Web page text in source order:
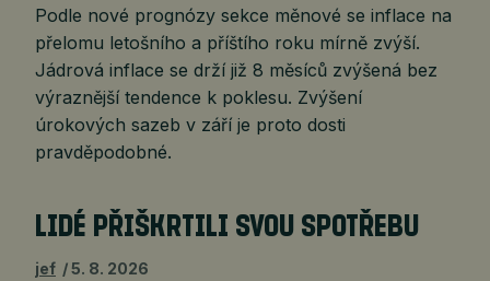
Podle nové prognózy sekce měnové se inflace na
přelomu letošního a příštího roku mírně zvýší.
Jádrová inflace se drží již 8 měsíců zvýšená bez
výraznější tendence k poklesu. Zvýšení
úrokových sazeb v září je proto dosti
pravděpodobné.
LIDÉ PŘIŠKRTILI SVOU SPOTŘEBU
jef 5. 8. 2026